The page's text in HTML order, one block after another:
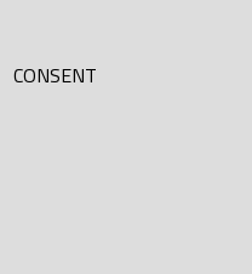
CONSENT